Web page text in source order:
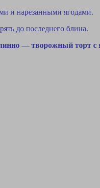
и нарезанными ягодами.
до последнего блина.
— творожный торт с